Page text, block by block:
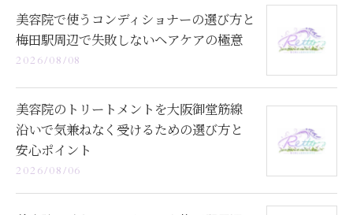
美容院で使うコンディショナーの選び方と
梅田駅周辺で失敗しないヘアケアの極意
2026/08/08
美容院のトリートメントを大阪御堂筋線
沿いで気兼ねなく受けるための選び方と
安心ポイント
2026/08/06